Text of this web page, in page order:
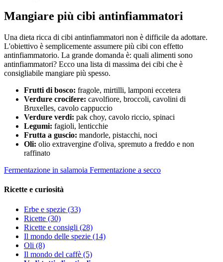
Mangiare più cibi antinfiammatori
Una dieta ricca di cibi antinfiammatori non è difficile da adottare.
L'obiettivo è semplicemente assumere più cibi con effetto
antinfiammatorio. La grande domanda è: quali alimenti sono
antinfiammatori? Ecco una lista di massima dei cibi che è
consigliabile mangiare più spesso.
Frutti di bosco: fragole, mirtilli, lamponi eccetera
Verdure crocifere: cavolfiore, broccoli, cavolini di
Bruxelles, cavolo cappuccio
Verdure verdi: pak choy, cavolo riccio, spinaci
Legumi: fagioli, lenticchie
Frutta a guscio: mandorle, pistacchi, noci
Oli: olio extravergine d'oliva, spremuto a freddo e non
raffinato
Fermentazione in salamoia Fermentazione a secco
Ricette e curiosità
Erbe e spezie (33)
Ricette (30)
Ricette e consigli (28)
Il mondo delle spezie (14)
Oli (8)
Il mondo del caffè (5)